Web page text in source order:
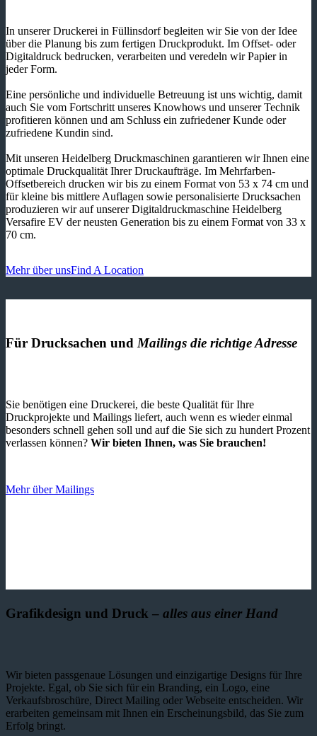
In unserer Druckerei in Füllinsdorf begleiten wir Sie von der Idee
über die Planung bis zum fertigen Druckprodukt. Im Offset- oder
Digitaldruck bedrucken, verarbeiten und veredeln wir Papier in
jeder Form.
Eine persönliche und individuelle Betreuung ist uns wichtig, damit
auch Sie vom Fortschritt unseres Knowhows und unserer Technik
profitieren können und am Schluss ein zufriedener Kunde oder
zufriedene Kundin sind.
Mit unseren Heidelberg Druckmaschinen garantieren wir Ihnen eine
optimale Druckqualität Ihrer Druckaufträge. Im Mehrfarben-
Offsetbereich drucken wir bis zu einem Format von 53 x 74 cm und
für kleine bis mittlere Auflagen sowie personalisierte Drucksachen
produzieren wir auf unserer Digitaldruckmaschine Heidelberg
Versafire EV der neusten Generation bis zu einem Format von 33 x
70 cm.
Mehr über unsFind A Location
Für Drucksachen und Mailings die richtige Adresse
Sie benötigen eine Druckerei, die beste ­Qualität für Ihre
Druckprojekte und Mailings liefert, auch wenn es wieder einmal
besonders schnell gehen soll und auf die Sie sich zu hundert Prozent
verlassen können? Wir bieten Ihnen, was Sie brauchen!
Mehr über Mailings
Grafikdesign und Druck – alles aus einer Hand
Wir bieten passgenaue Lösungen und einzig­artige Designs für Ihre
Projekte. Egal, ob Sie sich für ein Branding, ein Logo, eine
Verkaufsbroschüre, Direct Mailing oder Webseite entscheiden. Wir
erarbeiten gemeinsam mit Ihnen ein Erscheinungsbild, das Sie zum
Erfolg bringt.